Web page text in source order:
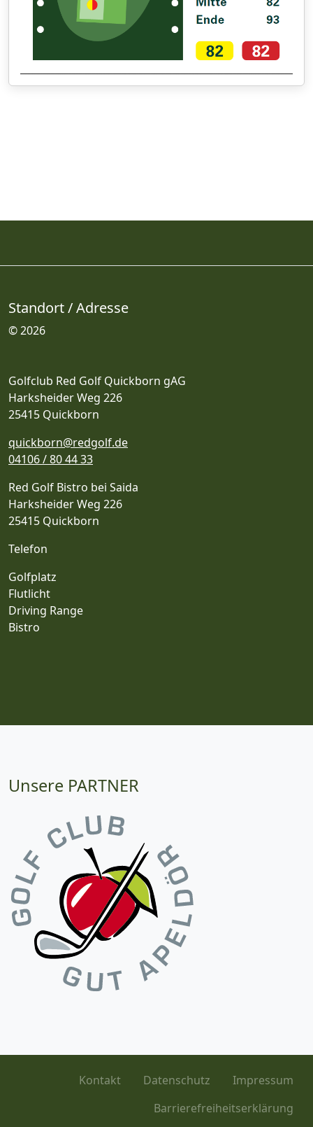
Standort / Adresse
© 2026
Golfclub Red Golf Quickborn gAG
Harksheider Weg 226
25415 Quickborn
quickborn@redgolf.de
04106 / 80 44 33
Red Golf Bistro bei Saida
Harksheider Weg 226
25415 Quickborn
Telefon
Golfplatz
Flutlicht
Driving Range
Bistro
Unsere PARTNER
Kontakt Datenschutz
Impressum
Barrierefreiheitserklärung